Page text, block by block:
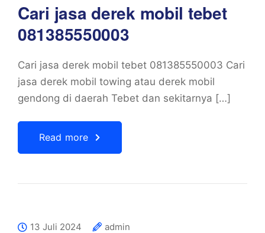
Cari jasa derek mobil tebet
081385550003
Cari jasa derek mobil tebet 081385550003 Cari
jasa derek mobil towing atau derek mobil
gendong di daerah Tebet dan sekitarnya […]
Read more
13 Juli 2024
admin